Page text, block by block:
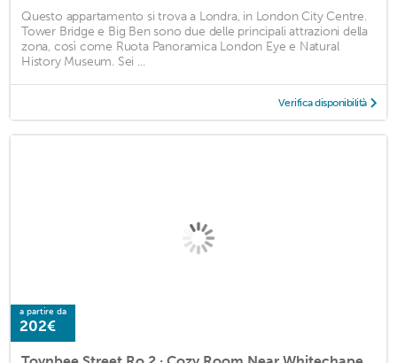
Questo appartamento si trova a Londra, in London City Centre.
Tower Bridge e Big Ben sono due delle principali attrazioni della
zona, così come Ruota Panoramica London Eye e Natural
History Museum. Sei ...
Verifica disponibilità
a partire da
202€